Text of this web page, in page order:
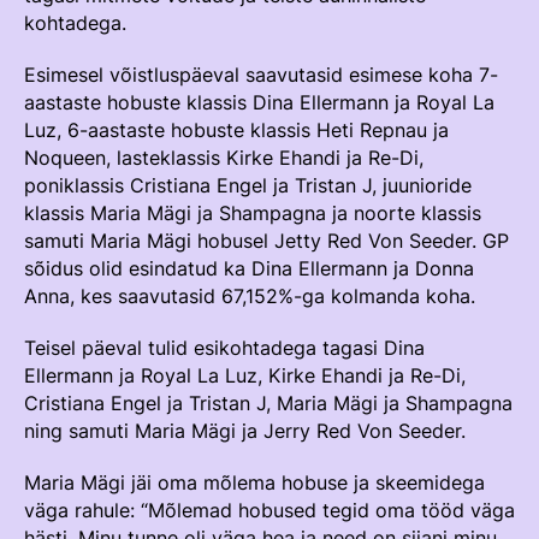
Võistluskalender
Võistlussarjad
Edetabelid
Ametnikud
Koolitused
Mänedžer Ja Komitee
Välisvõistlustel Osaleja Meelespea
RAKENDISPORT
Regulatsioonid
Võistlussarjad
kohtadega.
Esimesel võistluspäeval saavutasid esimese koha 7-
aastaste hobuste klassis Dina Ellermann ja Royal La
Luz, 6-aastaste hobuste klassis Heti Repnau ja
Noqueen, lasteklassis Kirke Ehandi ja Re-Di,
poniklassis Cristiana Engel ja Tristan J, juunioride
klassis Maria Mägi ja Shampagna ja noorte klassis
samuti Maria Mägi hobusel Jetty Red Von Seeder. GP
sõidus olid esindatud ka Dina Ellermann ja Donna
Anna, kes saavutasid 67,152%-ga kolmanda koha.
Teisel päeval tulid esikohtadega tagasi Dina
Ellermann ja Royal La Luz, Kirke Ehandi ja Re-Di,
Cristiana Engel ja Tristan J, Maria Mägi ja Shampagna
ning samuti Maria Mägi ja Jerry Red Von Seeder.
Maria Mägi jäi oma mõlema hobuse ja skeemidega
väga rahule: “Mõlemad hobused tegid oma tööd väga